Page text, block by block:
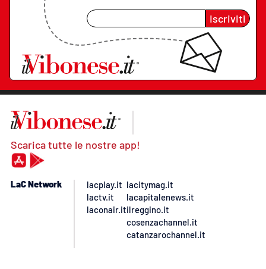
Iscriviti
Scarica tutte le nostre app!
LaC Network
lacplay.it
lactv.it
laconair.it
lacitymag.it
lacapitalenews.it
ilreggino.it
cosenzachannel.it
catanzarochannel.it